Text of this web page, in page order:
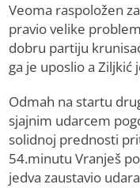
Veoma raspoložen
pravio velike
dobru partiju
ga je uposlio a
Odmah na startu
sjajnim udarcem
solidnoj prednosti
54.minutu Vranješ
jedva zaustavio